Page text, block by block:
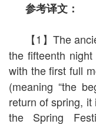
参考译文：
【1】The
the fifteenth
with the first full
(meaning “the
return of spring,
the Spring